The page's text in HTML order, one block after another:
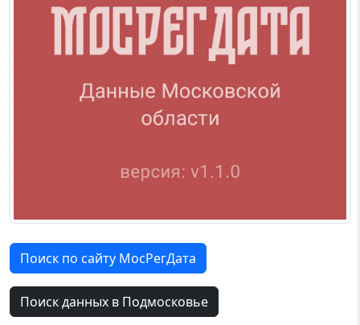
Поиск по сайту МосРегДата
Поиск данных в Подмосковье